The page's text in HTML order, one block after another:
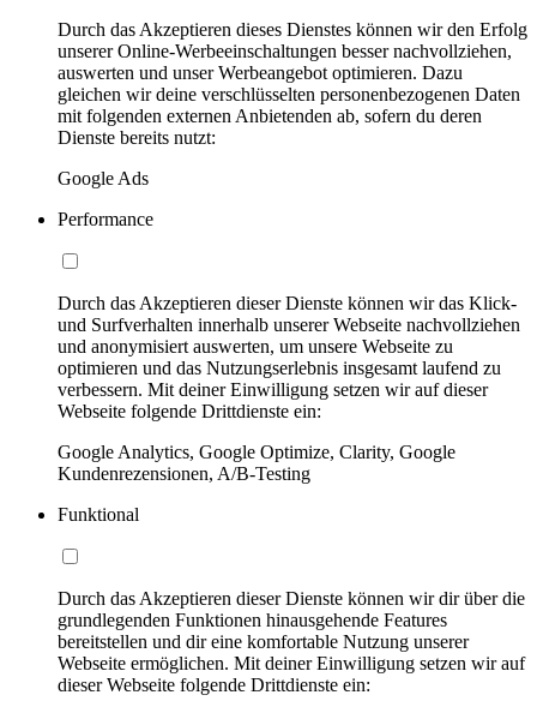
Durch das Akzeptieren dieses Dienstes können wir den Erfolg
unserer Online-Werbeeinschaltungen besser nachvollziehen,
auswerten und unser Werbeangebot optimieren. Dazu
gleichen wir deine verschlüsselten personenbezogenen Daten
mit folgenden externen Anbietenden ab, sofern du deren
Dienste bereits nutzt:
Google Ads
Performance
Durch das Akzeptieren dieser Dienste können wir das Klick-
und Surfverhalten innerhalb unserer Webseite nachvollziehen
und anonymisiert auswerten, um unsere Webseite zu
optimieren und das Nutzungserlebnis insgesamt laufend zu
verbessern. Mit deiner Einwilligung setzen wir auf dieser
Webseite folgende Drittdienste ein:
Google Analytics, Google Optimize, Clarity, Google
Kundenrezensionen, A/B-Testing
Funktional
Durch das Akzeptieren dieser Dienste können wir dir über die
grundlegenden Funktionen hinausgehende Features
bereitstellen und dir eine komfortable Nutzung unserer
Webseite ermöglichen. Mit deiner Einwilligung setzen wir auf
dieser Webseite folgende Drittdienste ein: